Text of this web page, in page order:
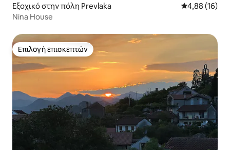
Εξοχικό στην πόλη Prevlaka Μέση
4,88 (16)
Nina House
Επιλογή επισκεπτών
Επιλογή επισκεπτών